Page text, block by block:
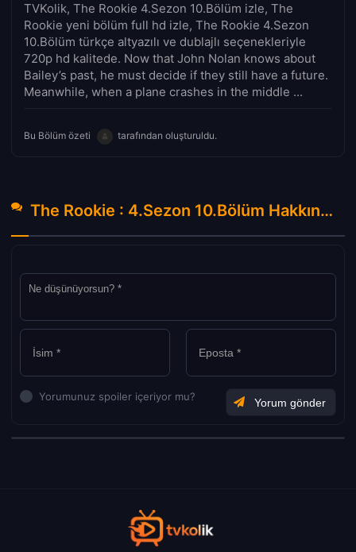
TVKolik, The Rookie 4.Sezon 10.Bölüm izle, The
Rookie yeni bölüm full hd izle, The Rookie 4.Sezon
10.Bölüm türkçe altyazılı ve dublajlı seçenekleriyle
720p hd kalitede. Now that John Nolan knows about
Bailey’s past, he must decide if they still have a future.
Meanwhile, when a plane crashes in the middle ...
Bu Bölüm özeti tarafından oluşturuldu.
The Rookie : 4.Sezon 10.Bölüm Hakkında Yorumlar
Yorumunuz spoiler içeriyor mu?